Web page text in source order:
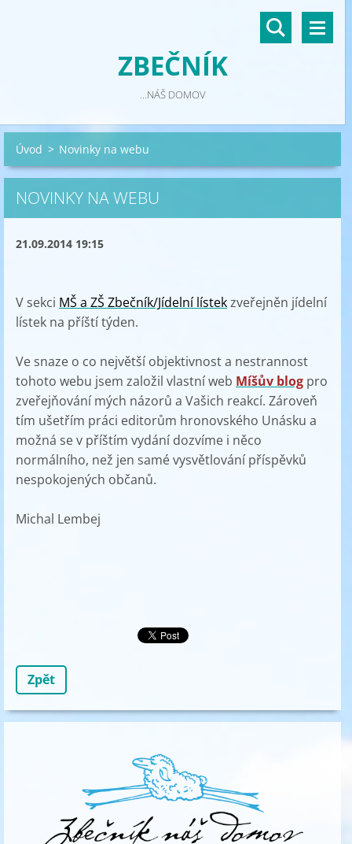
ZBEČNÍK
...NÁŠ DOMOV
Úvod > Novinky na webu
NOVINKY NA WEBU
21.09.2014 19:15
V sekci MŠ a ZŠ Zbečník/Jídelní lístekzveřejněn jídelní
lístek na příští týden.
Ve snaze o co největší objektivnost a nestrannost
tohoto webu jsem založil vlastní web Míšův blog pro
zveřejňování mých názorů a Vašich reakcí. Zároveň
tím ušetřím práci editorům hronovského Unásku a
možná se v příštím vydání dozvíme i něco
normálního, než jen samé vysvětlování příspěvků
nespokojených občanů.
Michal Lembej
Zpět